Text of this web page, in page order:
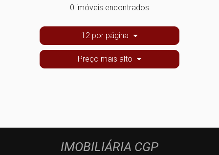
0 imóveis encontrados
12 por página
Preço mais alto
IMOBILIÁRIA CGP